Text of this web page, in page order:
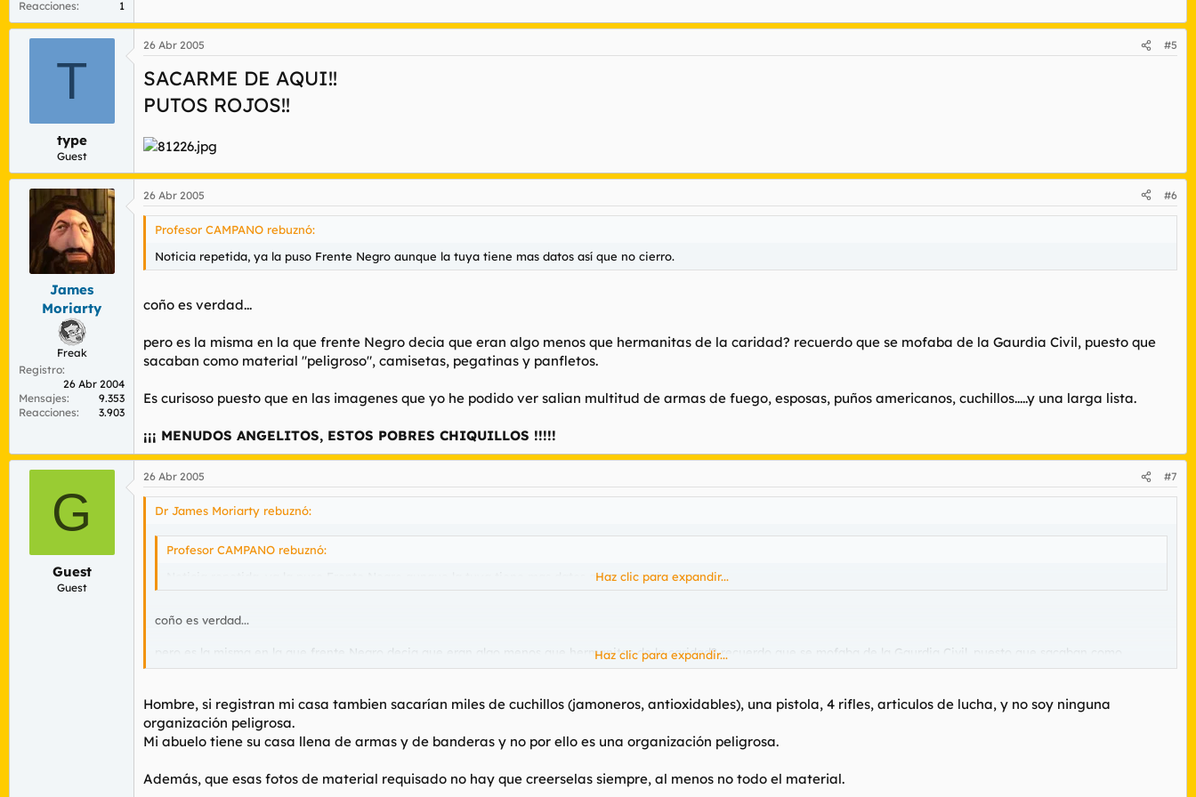
Reacciones 1
T
type
Guest
26 Abr 2005 #5
SACARME DE AQUI!!
PUTOS ROJOS!!
James
Moriarty
Freak
Registro
26 Abr 2004
Mensajes
9.353
Reacciones
3.903
26 Abr 2005 #6
Profesor CAMPANO rebuznó:
Noticia repetida, ya la puso Frente Negro aunque la tuya tiene mas datos así que no cierro.
coño es verdad...
pero es la misma en la que frente Negro decia que eran algo menos que hermanitas de la caridad? recuerdo que se mofaba de la Gaurdia Civil, puesto que
sacaban como material "peligroso", camisetas, pegatinas y panfletos.
Es curisoso puesto que en las imagenes que yo he podido ver salian multitud de armas de fuego, esposas, puños americanos, cuchillos.....y una larga lista.
¡¡¡ MENUDOS ANGELITOS, ESTOS POBRES CHIQUILLOS !!!!!
G
Guest
Guest
26 Abr 2005 #7
Dr James Moriarty rebuznó:
Profesor CAMPANO rebuznó:
Noticia repetida, ya la puso Frente Negro aunque la tuya tiene mas datos así que no cierro.
Haz clic para expandir...
coño es verdad...
pero es la misma en la que frente Negro decia que eran algo menos que hermanitas de la caridad? recuerdo que se mofaba de la Gaurdia Civil, puesto que sacaban como
material "peligroso", camisetas, pegatinas y panfletos.
Es curisoso puesto que en las imagenes que yo he podido ver salian multitud de armas de fuego, esposas, puños americanos, cuchillos.....y una larga lista.
¡¡¡ MENUDOS ANGELITOS, ESTOS POBRES CHIQUILLOS !!!!!
Haz clic para expandir...
Hombre, si registran mi casa tambien sacarían miles de cuchillos (jamoneros, antioxidables), una pistola, 4 rifles, articulos de lucha, y no soy ninguna
organización peligrosa.
Mi abuelo tiene su casa llena de armas y de banderas y no por ello es una organización peligrosa.
Además, que esas fotos de material requisado no hay que creerselas siempre, al menos no todo el material.